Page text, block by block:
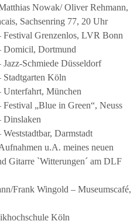
Nowak/ Oliver Rehmann,
Sachsenring 77, 20 Uhr
Festival Grenzenlos, LVR Bonn
Domicil, Dortmund
Schmiede Düsseldorf
Stadtgarten Köln
Unterfahrt, München
„Blue in Green“, Neuss
Dinslaken
Darmstadt
u.A. meines neuen
Gitarre `Witterungen´ am DLF
Frank Wingold – Museumscafé,
Köln